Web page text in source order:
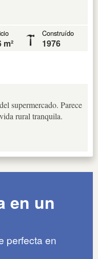
m²
Construído
1976
supermercado. Parece
rural tranquila.
en un
perfecta en